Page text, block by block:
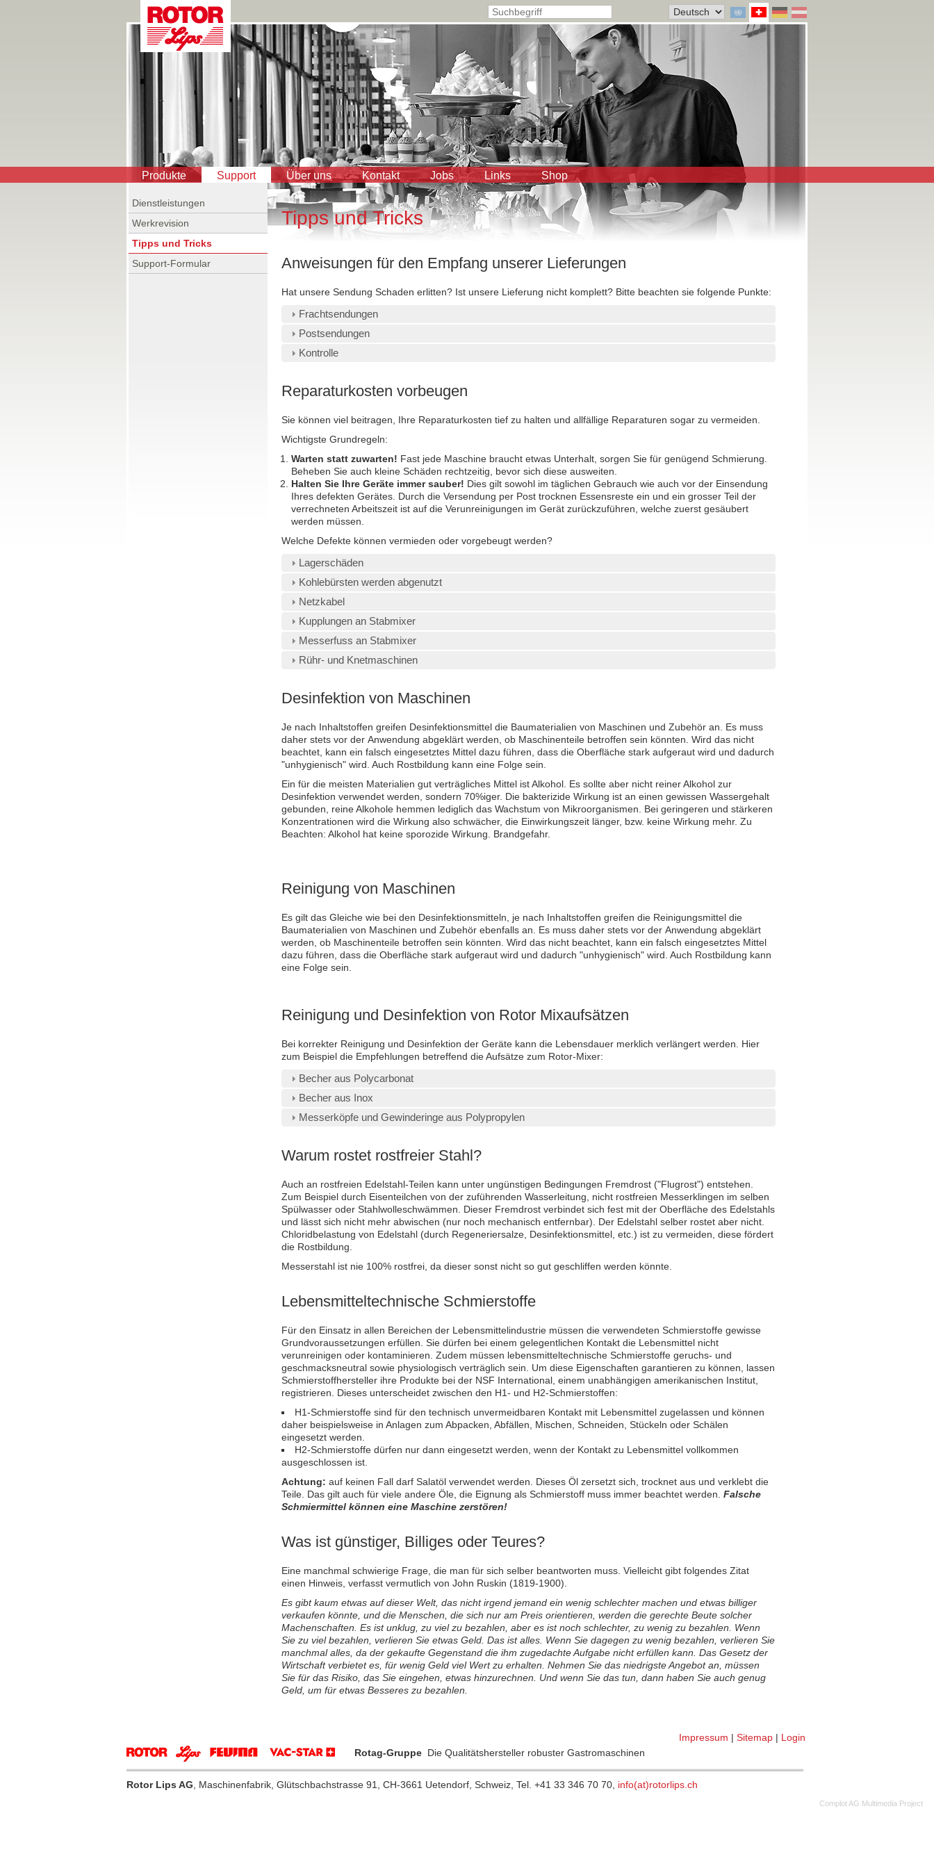
Produkte Support Über uns Kontakt Jobs Links Shop
Dienstleistungen
Werkrevision
Tipps und Tricks
Support-Formular
Tipps und Tricks
Anweisungen für den Empfang unserer Lieferungen
Hat unsere Sendung Schaden erlitten? Ist unsere Lieferung nicht komplett? Bitte beachten sie folgende Punkte:
Frachtsendungen
Postsendungen
Kontrolle
Reparaturkosten vorbeugen
Sie können viel beitragen, Ihre Reparaturkosten tief zu halten und allfällige Reparaturen sogar zu vermeiden.
Wichtigste Grundregeln:
Warten statt zuwarten! Fast jede Maschine braucht etwas Unterhalt, sorgen Sie für genügend Schmierung.
Beheben Sie auch kleine Schäden rechtzeitig, bevor sich diese ausweiten.
Halten Sie Ihre Geräte immer sauber! Dies gilt sowohl im täglichen Gebrauch wie auch vor der Einsendung
Ihres defekten Gerätes. Durch die Versendung per Post trocknen Essensreste ein und ein grosser Teil der
verrechneten Arbeitszeit ist auf die Verunreinigungen im Gerät zurückzuführen, welche zuerst gesäubert
werden müssen.
Welche Defekte können vermieden oder vorgebeugt werden?
Lagerschäden
Kohlebürsten werden abgenutzt
Netzkabel
Kupplungen an Stabmixer
Messerfuss an Stabmixer
Rühr- und Knetmaschinen
Desinfektion von Maschinen
Je nach Inhaltstoffen greifen Desinfektionsmittel die Baumaterialien von Maschinen und Zubehör an. Es muss
daher stets vor der Anwendung abgeklärt werden, ob Maschinenteile betroffen sein könnten. Wird das nicht
beachtet, kann ein falsch eingesetztes Mittel dazu führen, dass die Oberfläche stark aufgeraut wird und dadurch
"unhygienisch" wird. Auch Rostbildung kann eine Folge sein.
Ein für die meisten Materialien gut verträgliches Mittel ist Alkohol. Es sollte aber nicht reiner Alkohol zur
Desinfektion verwendet werden, sondern 70%iger. Die bakterizide Wirkung ist an einen gewissen Wassergehalt
gebunden, reine Alkohole hemmen lediglich das Wachstum von Mikroorganismen. Bei geringeren und stärkeren
Konzentrationen wird die Wirkung also schwächer, die Einwirkungszeit länger, bzw. keine Wirkung mehr. Zu
Beachten: Alkohol hat keine sporozide Wirkung. Brandgefahr.
Reinigung von Maschinen
Es gilt das Gleiche wie bei den Desinfektionsmitteln, je nach Inhaltstoffen greifen die Reinigungsmittel die
Baumaterialien von Maschinen und Zubehör ebenfalls an. Es muss daher stets vor der Anwendung abgeklärt
werden, ob Maschinenteile betroffen sein könnten. Wird das nicht beachtet, kann ein falsch eingesetztes Mittel
dazu führen, dass die Oberfläche stark aufgeraut wird und dadurch "unhygienisch" wird. Auch Rostbildung kann
eine Folge sein.
Reinigung und Desinfektion von Rotor Mixaufsätzen
Bei korrekter Reinigung und Desinfektion der Geräte kann die Lebensdauer merklich verlängert werden. Hier
zum Beispiel die Empfehlungen betreffend die Aufsätze zum Rotor-Mixer:
Becher aus Polycarbonat
Becher aus Inox
Messerköpfe und Gewinderinge aus Polypropylen
Warum rostet rostfreier Stahl?
Auch an rostfreien Edelstahl-Teilen kann unter ungünstigen Bedingungen Fremdrost ("Flugrost") entstehen.
Zum Beispiel durch Eisenteilchen von der zuführenden Wasserleitung, nicht rostfreien Messerklingen im selben
Spülwasser oder Stahlwolleschwämmen. Dieser Fremdrost verbindet sich fest mit der Oberfläche des Edelstahls
und lässt sich nicht mehr abwischen (nur noch mechanisch entfernbar). Der Edelstahl selber rostet aber nicht.
Chloridbelastung von Edelstahl (durch Regeneriersalze, Desinfektionsmittel, etc.) ist zu vermeiden, diese fördert
die Rostbildung.
Messerstahl ist nie 100% rostfrei, da dieser sonst nicht so gut geschliffen werden könnte.
Lebensmitteltechnische Schmierstoffe
Für den Einsatz in allen Bereichen der Lebensmittelindustrie müssen die verwendeten Schmierstoffe gewisse
Grundvoraussetzungen erfüllen. Sie dürfen bei einem gelegentlichen Kontakt die Lebensmittel nicht
verunreinigen oder kontaminieren. Zudem müssen lebensmitteltechnische Schmierstoffe geruchs- und
geschmacksneutral sowie physiologisch verträglich sein. Um diese Eigenschaften garantieren zu können, lassen
Schmierstoffhersteller ihre Produkte bei der NSF International, einem unabhängigen amerikanischen Institut,
registrieren. Dieses unterscheidet zwischen den H1- und H2-Schmierstoffen:
H1-Schmierstoffe sind für den technisch unvermeidbaren Kontakt mit Lebensmittel zugelassen und können
daher beispielsweise in Anlagen zum Abpacken, Abfällen, Mischen, Schneiden, Stückeln oder Schälen
eingesetzt werden.
H2-Schmierstoffe dürfen nur dann eingesetzt werden, wenn der Kontakt zu Lebensmittel vollkommen
ausgeschlossen ist.
Achtung: auf keinen Fall darf Salatöl verwendet werden. Dieses Öl zersetzt sich, trocknet aus und verklebt die
Teile. Das gilt auch für viele andere Öle, die Eignung als Schmierstoff muss immer beachtet werden. Falsche
Schmiermittel können eine Maschine zerstören!
Was ist günstiger, Billiges oder Teures?
Eine manchmal schwierige Frage, die man für sich selber beantworten muss. Vielleicht gibt folgendes Zitat
einen Hinweis, verfasst vermutlich von John Ruskin (1819-1900).
Es gibt kaum etwas auf dieser Welt, das nicht irgend jemand ein wenig schlechter machen und etwas billiger
verkaufen könnte, und die Menschen, die sich nur am Preis orientieren, werden die gerechte Beute solcher
Machenschaften. Es ist unklug, zu viel zu bezahlen, aber es ist noch schlechter, zu wenig zu bezahlen. Wenn
Sie zu viel bezahlen, verlieren Sie etwas Geld. Das ist alles. Wenn Sie dagegen zu wenig bezahlen, verlieren Sie
manchmal alles, da der gekaufte Gegenstand die ihm zugedachte Aufgabe nicht erfüllen kann. Das Gesetz der
Wirtschaft verbietet es, für wenig Geld viel Wert zu erhalten. Nehmen Sie das niedrigste Angebot an, müssen
Sie für das Risiko, das Sie eingehen, etwas hinzurechnen. Und wenn Sie das tun, dann haben Sie auch genug
Geld, um für etwas Besseres zu bezahlen.
Impressum | Sitemap | Login
Rotag-Gruppe Die Qualitätshersteller robuster Gastromaschinen
Rotor Lips AG , Maschinenfabrik, Glütschbachstrasse 91, CH-3661 Uetendorf, Schweiz, Tel. +41 33 346 70 70, info(at)rotorlips.ch
Complot AG Multimedia Project